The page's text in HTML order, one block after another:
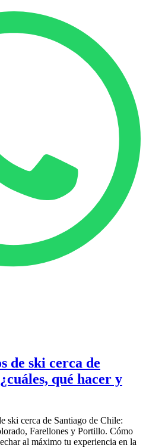
de ski cerca de
qué hacer y
ski cerca de Santiago de Chile:
Farellones y Portillo. Cómo
al máximo tu experiencia en la